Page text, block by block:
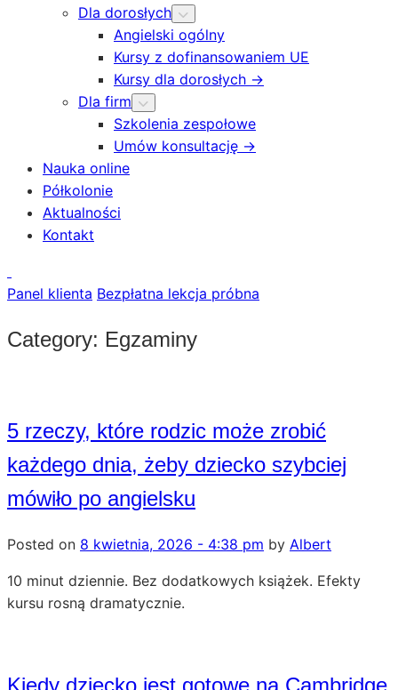
Dla dorosłych
Angielski ogólny
Kursy z dofinansowaniem UE
Kursy dla dorosłych →
Dla firm
Szkolenia zespołowe
Umów konsultację →
Nauka online
Półkolonie
Aktualności
Kontakt
Panel klienta Bezpłatna lekcja próbna
Category: Egzaminy
5 rzeczy, które rodzic może zrobić
każdego dnia, żeby dziecko szybciej
mówiło po angielsku
Posted on 8 kwietnia, 2026 - 4:38 pm by Albert
10 minut dziennie. Bez dodatkowych książek. Efekty
kursu rosną dramatycznie.
Kiedy dziecko jest gotowe na Cambridge